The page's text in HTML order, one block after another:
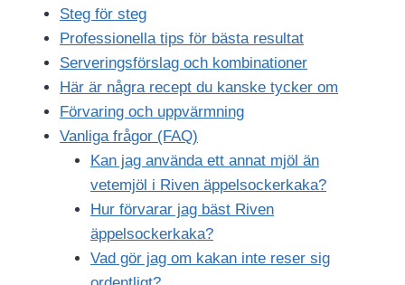
Steg för steg
Professionella tips för bästa resultat
Serveringsförslag och kombinationer
Här är några recept du kanske tycker om
Förvaring och uppvärmning
Vanliga frågor (FAQ)
Kan jag använda ett annat mjöl än
vetemjöl i Riven äppelsockerkaka?
Hur förvarar jag bäst Riven
äppelsockerkaka?
Vad gör jag om kakan inte reser sig